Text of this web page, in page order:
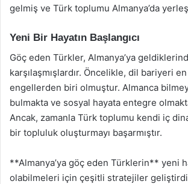
gelmiş ve Türk toplumu Almanya’da
Yeni Bir Hayatın Başlangıcı
Göç eden Türkler, Almanya’ya
karşılaşmışlardır. Öncelikle, dil bariyeri
engellerden biri olmuştur. Almanca
bulmakta ve sosyal hayata entegre
Ancak, zamanla Türk toplumu kendi iç
bir topluluk oluşturmayı başarmıştır.
**Almanya’ya göç eden Türklerin** yeni
olabilmeleri için çeşitli stratejiler